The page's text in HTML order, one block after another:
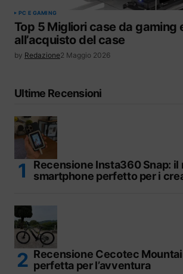
PC E GAMING
Top 5 Migliori case da gaming
all’acquisto del case
by Redazione2 Maggio 2026
Ultime Recensioni
Recensione Insta360 Snap: il
smartphone perfetto per i
Recensione Cecotec
perfetta per l’avventura